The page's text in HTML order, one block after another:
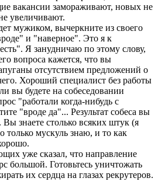
вакансии замораживают, новых не
увеличивают.
мужиком, вычеркните из своего
и "наверное". Это я к
Я занудничаю по этому слову,
вопроса кажется, что вы
отсутствием предложений о
Хороший специалист без работы
вы будете на собеседовании
"работали когда-нибудь с
"вроде да"... Результат собеса вы
знаете столько всяких штук (я
только мускуль знаю, и то как
уже сказал, что направление
большой. Готовьтесь уничтожать
их сердца на глазах рекрутеров.